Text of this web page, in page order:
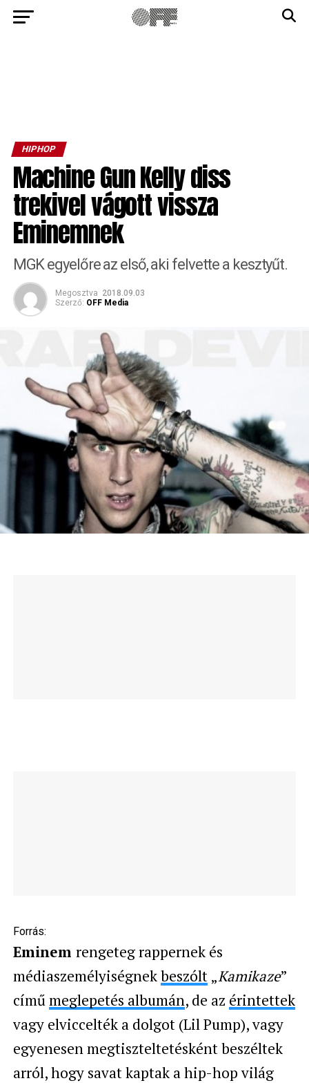
HIPHOP
Machine Gun Kelly diss
trekivel vágott vissza
Eminemnek
MGK egyelőre az első, aki felvette a kesztyűt.
Megosztva 2018.09.03
Szerző: OFF Media
Forrás:
Eminem rengeteg rappernek és
médiaszemélyiségnekbeszólt„Kamikaze”
címűmeglepetés albumán, de az érintettek
vagy elviccelték a dolgot (Lil Pump), vagy
egyenesen megtiszteltetésként beszéltek
arról, hogy savat kaptak a hip-hop világ